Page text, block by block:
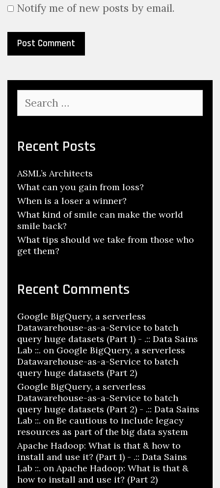
Notify me of new posts by email.
for:
Recent Posts
ASML’s Architects
What can you gain from loss?
When is a loser a winner?
What kind of smile can make the world
smile back?
What tips should we take from those who
get them?
Recent Comments
Google BigQuery, a serverless
Datawarehouse-as-a-Service to batch
query huge datasets (Part 1) - .:: Data Sains
Lab ::. on Google BigQuery, a serverless
Datawarehouse-as-a-Service to batch
query huge datasets (Part 2)
Google BigQuery, a serverless
Datawarehouse-as-a-Service to batch
query huge datasets (Part 2) - .:: Data Sains
Lab ::. on Be cautious to include legacy
resources as part of the big data system
Apache Hadoop: What is that & how to
install and use it? (Part 1) - .:: Data Sains
Lab ::. on Apache Hadoop: What is that &
how to install and use it? (Part 2)